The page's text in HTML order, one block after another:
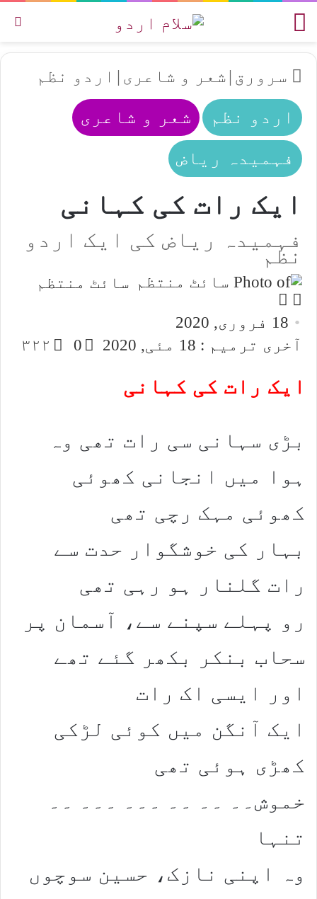
سرورق | شعر و شاعری | اردو نظم
اردو نظم
شعر و شاعری
فہمیدہ ریاض
ایک رات کی کہانی
فہمیدہ ریاض کی ایک اردو
نظم
سائٹ منتظم
Follow
on
X
an
email
18 فروری, 2020
آخری ترمیم : 18 مئی, 2020
0 ۳۲۲
ایک رات کی کہانی
بڑی سہانی سی رات تھی وہ
ہوا میں انجانی کھوئی
کھوئی مہک رچی تھی
بہار کی خوشگوار حدت سے
رات گلنار ہو رہی تھی
رو پہلے سپنے سے، آسمان پر
سحاب بنکر بکھر گئے تھے
اور ایسی اک رات
ایک آنگن میں کوئی لڑکی
کھڑی ہوئی تھی
خموش۔۔ ۔۔ ۔۔ ۔۔۔ ۔۔۔ ۔۔
تنہا
وہ اپنی نازک، حسین سوچوں